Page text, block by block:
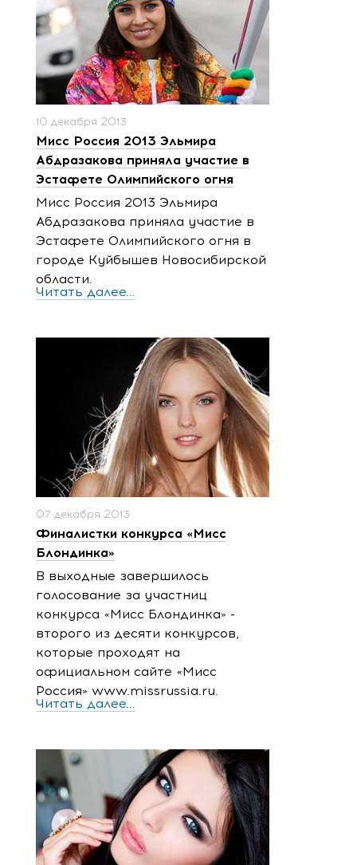
10 декабря 2013
Мисс Россия 2013 Эльмира
Абдразакова приняла участие в
Эстафете Олимпийского огня
Мисс Россия 2013 Эльмира
Абдразакова приняла участие в
Эстафете Олимпийского огня в
городе Куйбышев Новосибирской
области.
Читать далее...
07 декабря 2013
Финалистки конкурса «Мисс
Блондинка»
В выходные завершилось
голосование за участниц
конкурса «Мисс Блондинка» -
второго из десяти конкурсов,
которые проходят на
официальном сайте «Мисс
Россия» www.missrussia.ru.
Читать далее...